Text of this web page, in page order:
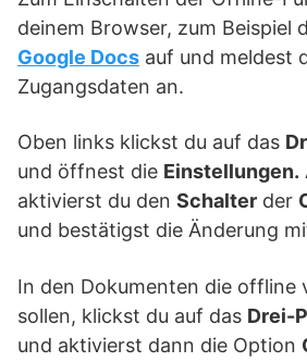
deinem Browser, zum Beispiel
Google Docs auf und meldest
Zugangsdaten an.
Oben links klickst du auf das
und öffnest die Einstellungen.
aktivierst du den Schalter der
und bestätigst die Änderung
In den Dokumenten die offline
sollen, klickst du auf das Drei-
und aktivierst dann die Option